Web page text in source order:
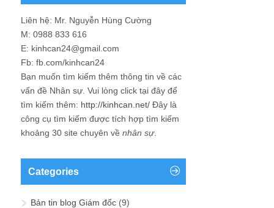
Liên hệ: Mr. Nguyễn Hùng Cường
M: 0988 833 616
E: kinhcan24@gmail.com
Fb: fb.com/kinhcan24
Bạn muốn tìm kiếm thêm thông tin về các
vấn đề Nhân sự . Vui lòng click tại đây để
tìm kiếm thêm: http://kinhcan.net/ Đây là
công cụ tìm kiếm được tích hợp tìm kiếm
khoảng 30 site chuyên về nhân sự.
Categories
Bản tin blog Giám đốc (9)